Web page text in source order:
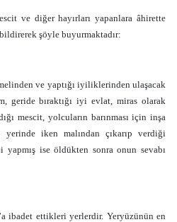
ve diğer hayırları yapanlara âhirette
şöyle buyurmaktadır:
ve yaptığı iyiliklerinden ulaşacak
geride bıraktığı iyi evlat, miras olarak
mescit, yolcuların barınması için inşa
yerinde iken malından çıkarıp verdiği
yapmış ise öldükten sonra onun sevabı
ibadet ettikleri yerlerdir. Yeryüzünün en